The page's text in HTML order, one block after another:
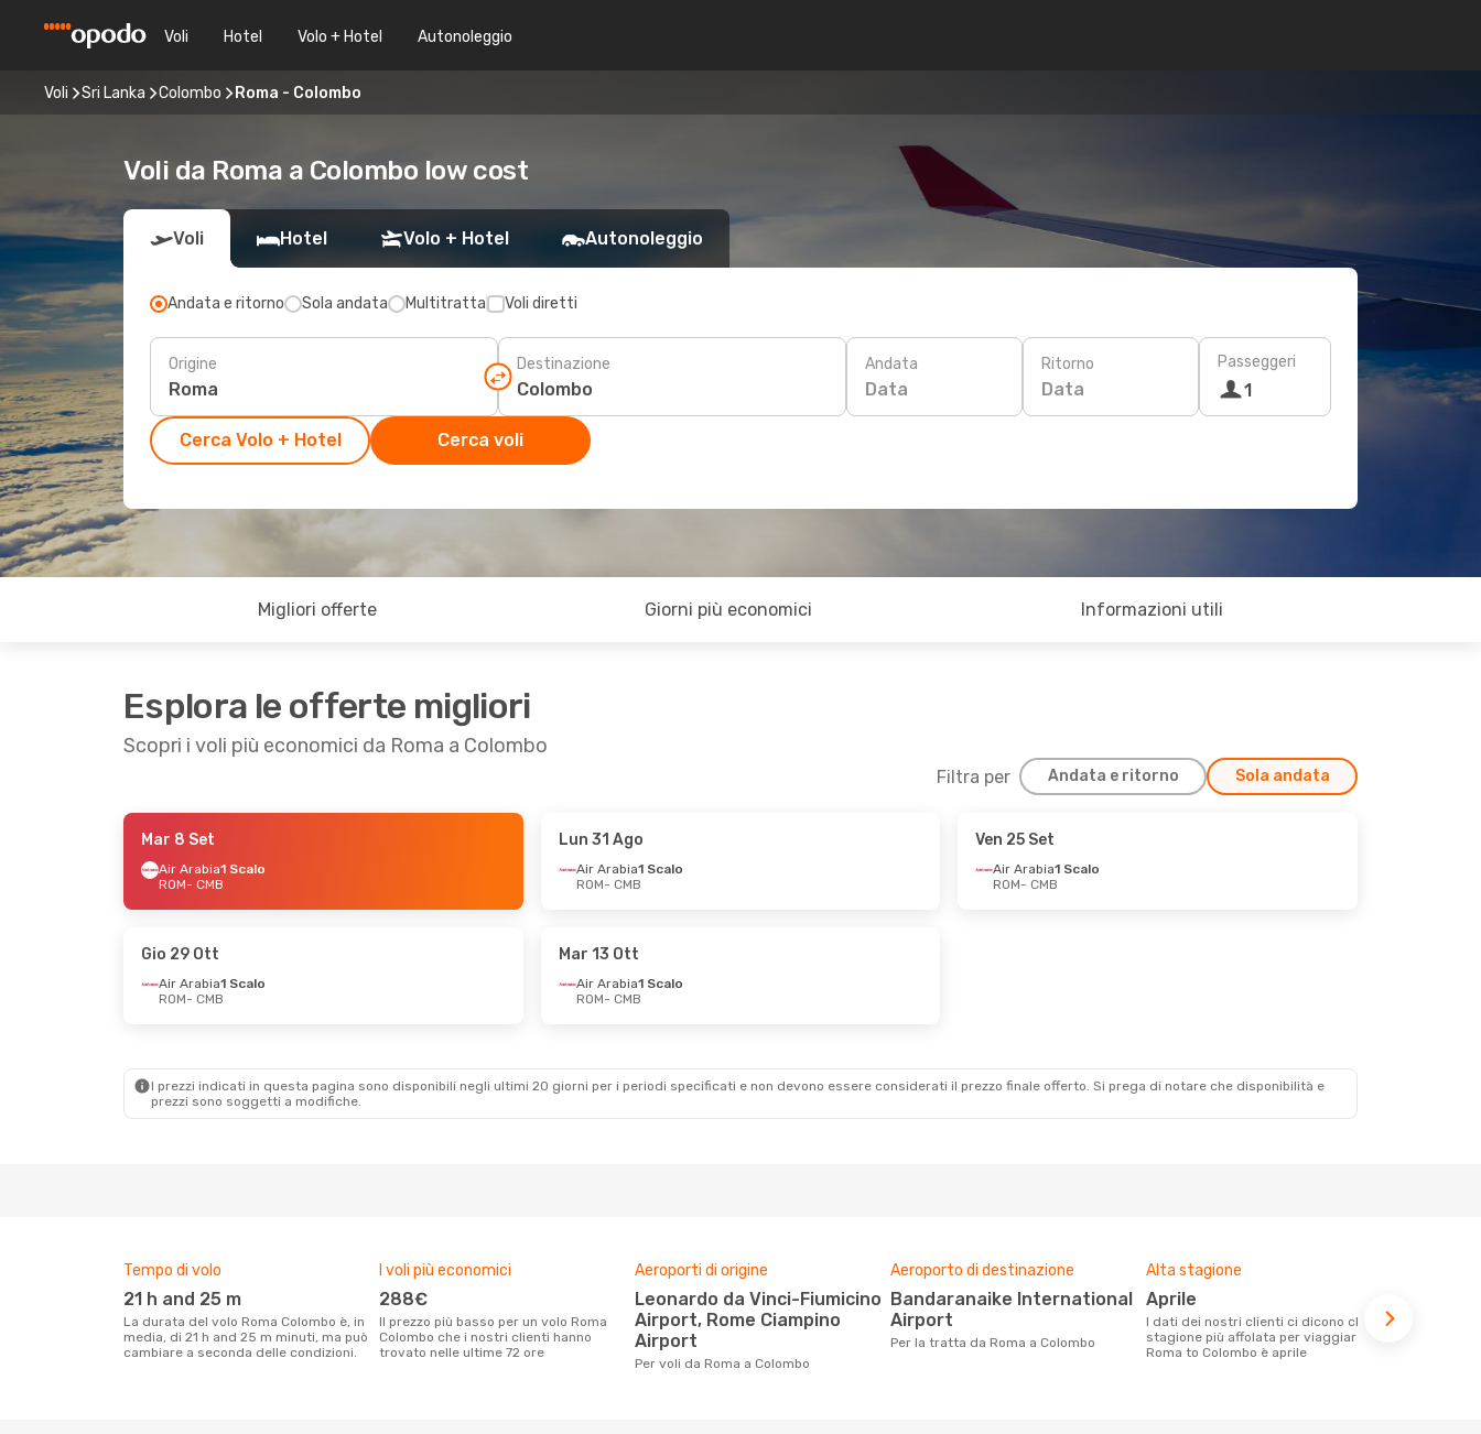
Voli Hotel Volo + Hotel Autonoleggio
Voli Sri Lanka Colombo Roma - Colombo
Voli da Roma a Colombo low cost
Voli Hotel Volo + Hotel Autonoleggio
Andata e ritorno Sola andata Multitratta Voli diretti
Origine Destinazione Andata
Data
Ritorno
Data
Passeggeri
1
Cerca Volo + Hotel Cerca voli
Migliori offerte Giorni più economici Informazioni utili
Esplora le offerte migliori
Scopri i voli più economici da Roma a Colombo
Filtra per Andata e ritorno Sola andata
- Dom 25 Ott
- Gio 24 Set
CMB
- ROM - ROM
Mar 8 Set
Air Arabia1 Scalo
ROM- CMB
Lun 31 Ago
Air Arabia1 Scalo
ROM- CMB
Ven 25 Set
Air Arabia1 Scalo
ROM- CMB
Gio 29 Ott
Air Arabia1 Scalo
ROM- CMB
Mar 13 Ott
Air Arabia1 Scalo
ROM- CMB
I prezzi indicati in questa pagina sono disponibili negli ultimi 20 giorni per i periodi specificati e non devono essere considerati il ​​prezzo finale offerto. Si prega di notare che disponibilità e
prezzi sono soggetti a modifiche.
Tempo di volo
21 h and 25 m
La durata del volo Roma Colombo è, in
media, di 21 h and 25 m minuti, ma può
cambiare a seconda delle condizioni.
I voli più economici
288€
Il prezzo più basso per un volo Roma
Colombo che i nostri clienti hanno
trovato nelle ultime 72 ore
Aeroporti di origine
Leonardo da Vinci-Fiumicino
Airport, Rome Ciampino
Airport
Per voli da Roma a Colombo
Aeroporto di destinazione
Bandaranaike International
Airport
Per la tratta da Roma a Colombo
Alta stagione
aprile
I dati dei nostri clienti ci dicono che la
stagione più affolata per viaggiare da
Roma to Colombo è aprile